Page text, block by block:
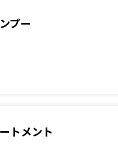
プー
トメント